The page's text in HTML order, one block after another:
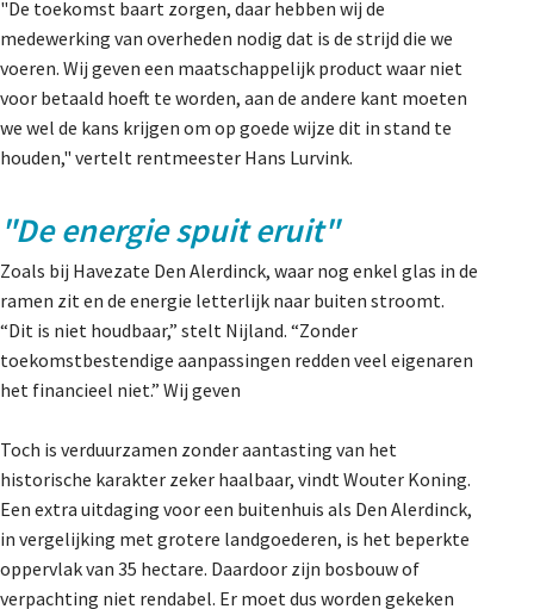
"De toekomst baart zorgen, daar hebben wij de
medewerking van overheden nodig dat is de strijd die we
voeren. Wij geven een maatschappelijk product waar niet
voor betaald hoeft te worden, aan de andere kant moeten
we wel de kans krijgen om op goede wijze dit in stand te
houden," vertelt rentmeester Hans Lurvink.
"De energie spuit eruit"
Zoals bij Havezate Den Alerdinck, waar nog enkel glas in de
ramen zit en de energie letterlijk naar buiten stroomt.
“Dit is niet houdbaar,” stelt Nijland. “Zonder
toekomstbestendige aanpassingen redden veel eigenaren
het financieel niet.” Wij geven
Toch is verduurzamen zonder aantasting van het
historische karakter zeker haalbaar, vindt Wouter Koning.
Een extra uitdaging voor een buitenhuis als Den Alerdinck,
in vergelijking met grotere landgoederen, is het beperkte
oppervlak van 35 hectare. Daardoor zijn bosbouw of
verpachting niet rendabel. Er moet dus worden gekeken